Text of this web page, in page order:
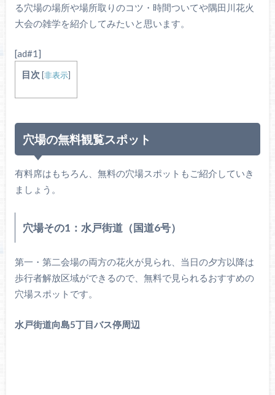
る穴場の場所や場所取りのコツ・時間ついてや隅田川花火
大会の雑学を紹介してみたいと思います。
[ad#1]
目次 [非表示]
穴場の無料観覧スポット
有料席はもちろん、無料の穴場スポットもご紹介していき
ましょう。
穴場その1：水戸街道（国道6号）
第一・第二会場の両方の花火が見られ、当日の夕方以降は
歩行者解放区域ができるので、無料で見られるおすすめの
穴場スポットです。
水戸街道向島5丁目バス停周辺